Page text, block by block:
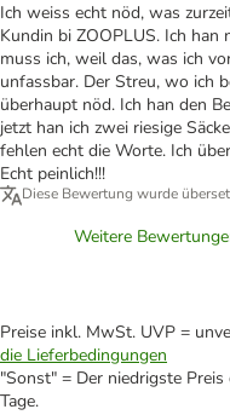
Ich weiss echt nöd, was
Kundin bi ZOOPLUS. Ich han
muss ich, weil das, was ich
unfassbar. Der Streu, wo ich
überhaupt nöd. Ich han den
jetzt han ich zwei riesige
fehlen echt die Worte. Ich
Echt peinlich!!!
Diese Bewertung wurde
Weitere
Preise inkl. MwSt. UVP =
die Lieferbedingungen
"Sonst" = Der niedrigste
Tage.